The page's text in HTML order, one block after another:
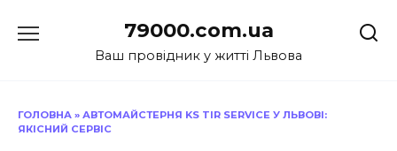
до
79000.com.ua
Ваш провідник у житті Львова
ГОЛОВНА » АВТОМАЙСТЕРНЯ KS TIR SERVICE У ЛЬВОВІ:
ЯКІСНИЙ СЕРВІС